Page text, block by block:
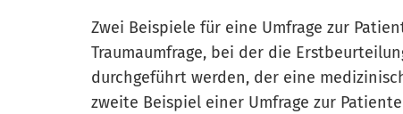
Zwei Beispiele für eine Umfrage zur
Traumaumfrage, bei der die
durchgeführt werden, der eine
zweite Beispiel einer Umfrage zur